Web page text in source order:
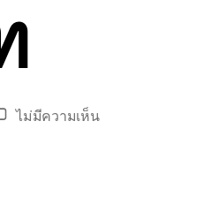
ไม่มีความเห็นบน